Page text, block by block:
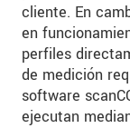
cliente. En
en
perfiles
de medición
software
ejecutan